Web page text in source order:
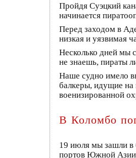
Пройдя Суэцкий
начинается
Перед заходом в
низкая и уязвимая
Несколько дней мы
не знаешь, пираты
Наше судно имело
балкеры, идущие на
военизированной
В Коломбо
19 июля мы зашли в
портов Южной